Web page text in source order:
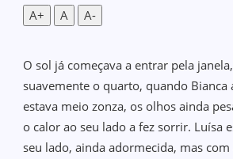
A+ A A-
O sol já começava a entrar pela
suavemente o quarto, quando Bianca
estava meio zonza, os olhos ainda
o calor ao seu lado a fez sorrir. Luísa
seu lado, ainda adormecida, mas